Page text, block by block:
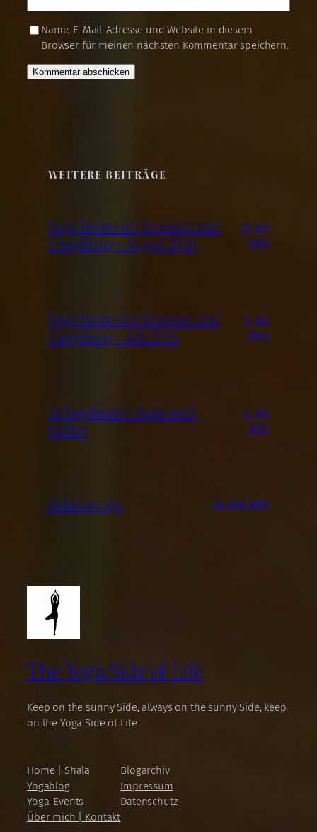
Name, E-Mail-Adresse und Website in diesem
Browser für meinen nächsten Kommentar speichern.
WEITERE BEITRÄGE
Yoga-Events in Chemnitz und
Umgebung – August 2026
19. Juli
2026
Yoga-Events in Chemnitz und
Umgebung – Juli 2026
5. Juli
2026
36 Yogabeine – Reise nach
Indien
2. Juli
2026
Balanceyoga 24. Mai 2026
The Yoga Side of Life
Keep on the sunny Side, always on the sunny Side, keep
on the Yoga Side of Life
Home | Shala
Yogablog
Yoga-Events
Über mich | Kontakt
Blogarchiv
Impressum
Datenschutz